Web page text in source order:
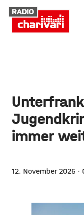
immer
12. November 2025 ·